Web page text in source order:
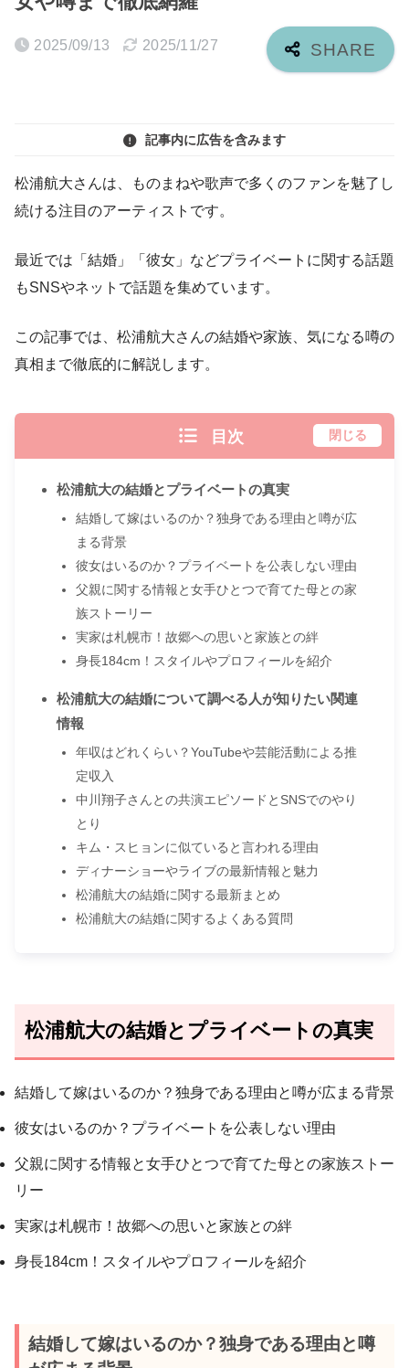
2025/09/13 2025/11/27
記事内に広告を含みます
松浦航大さんは、ものまねや歌声で多くのファンを魅了し
続ける注目のアーティストです。
最近では「結婚」「彼女」などプライベートに関する話題
もSNSやネットで話題を集めています。
この記事では、松浦航大さんの結婚や家族、気になる噂の
真相まで徹底的に解説します。
目次 閉じる
松浦航大の結婚とプライベートの真実
結婚して嫁はいるのか？独身である理由と噂が広
まる背景
彼女はいるのか？プライベートを公表しない理由
父親に関する情報と女手ひとつで育てた母との家
族ストーリー
実家は札幌市！故郷への思いと家族との絆
身長184cm！スタイルやプロフィールを紹介
松浦航大の結婚について調べる人が知りたい関連
情報
年収はどれくらい？YouTubeや芸能活動による推
定収入
中川翔子さんとの共演エピソードとSNSでのやり
とり
キム・スヒョンに似ていると言われる理由
ディナーショーやライブの最新情報と魅力
松浦航大の結婚に関する最新まとめ
松浦航大の結婚に関するよくある質問
松浦航大の結婚とプライベートの真実
結婚して嫁はいるのか？独身である理由と噂が広まる背景
彼女はいるのか？プライベートを公表しない理由
父親に関する情報と女手ひとつで育てた母との家族ストー
リー
実家は札幌市！故郷への思いと家族との絆
身長184cm！スタイルやプロフィールを紹介
結婚して嫁はいるのか？独身である理由と噂